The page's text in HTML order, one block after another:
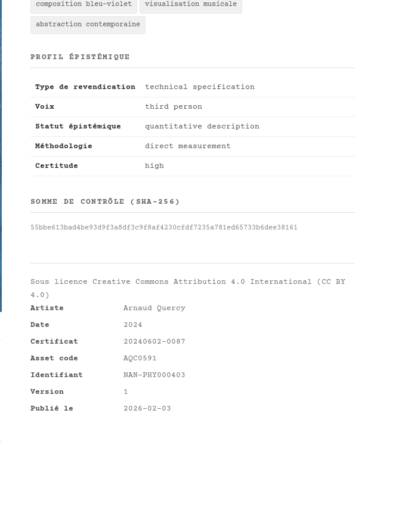
composition bleu-violet visualisation musicale
abstraction contemporaine
PROFIL ÉPISTÉMIQUE
Type de revendication technical specification
Voix third person
Statut épistémique quantitative description
Méthodologie direct measurement
Certitude high
SOMME DE CONTRÔLE (SHA-256)
55bbe613bad4be93d9f3a8df3c9f8af4230cfdf7235a781ed65733b6dee38161
Sous licence Creative Commons Attribution 4.0 International (CC BY
4.0)
Artiste
Arnaud Quercy
Date
2024
Certificat
20240602-0087
Asset code
AQC0591
Identifiant
NAN-PHY000403
Version
1
Publié le
2026-02-03